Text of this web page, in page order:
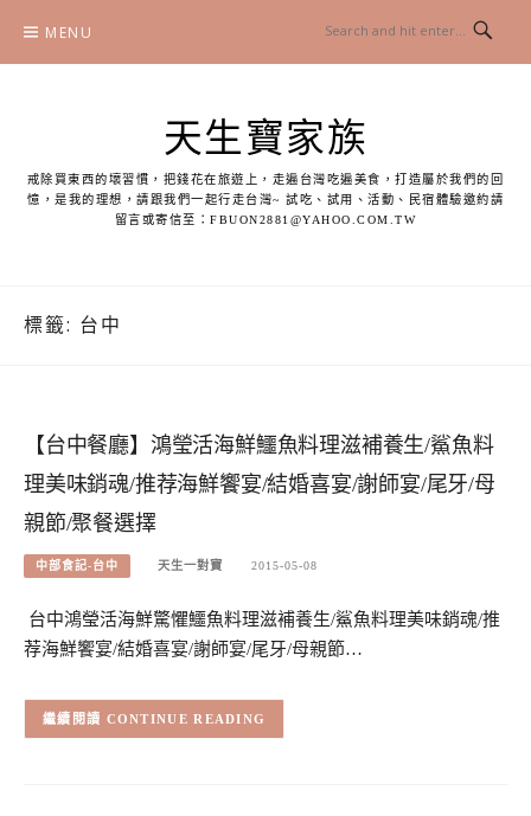
content
MENU
天生寶家族
戒除買東西的壞習慣，把錢花在旅遊上，走遍台灣吃遍美食，打造屬於我們的回
憶，是我的理想，請跟我們一起行走台灣~ 試吃、試用、活動、民宿體驗邀約請
留言或寄信至：FBUON2881@YAHOO.COM.TW
標籤: 台中
【台中餐廳】鴻瑩活海鮮鱷魚料理滋補養生/鯊魚料
理美味銷魂/推荐海鮮饗宴/結婚喜宴/謝師宴/尾牙/母
親節/聚餐選擇
中部食記-台中 天生一對寶 2015-05-08
台中鴻瑩活海鮮驚懼鱷魚料理滋補養生/鯊魚料理美味銷魂/推
荐海鮮饗宴/結婚喜宴/謝師宴/尾牙/母親節…
CONTINUE READING